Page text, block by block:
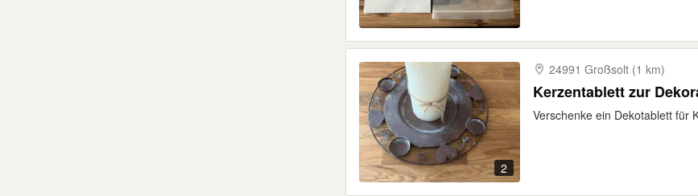
2
24991 Großsolt (1 km)
Kerzentablett zur
Verschenke ein Dekotablett für